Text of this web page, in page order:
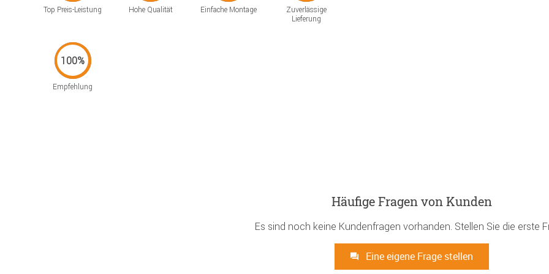
Top Preis-Leistung Hohe Qualität Einfache Montage
Zuverlässige
Lieferung
Empfehlung
Häufige Fragen von Kunden
Es sind noch keine Kundenfragen vorhanden. Stellen Sie die erste
Eine eigene Frage stellen